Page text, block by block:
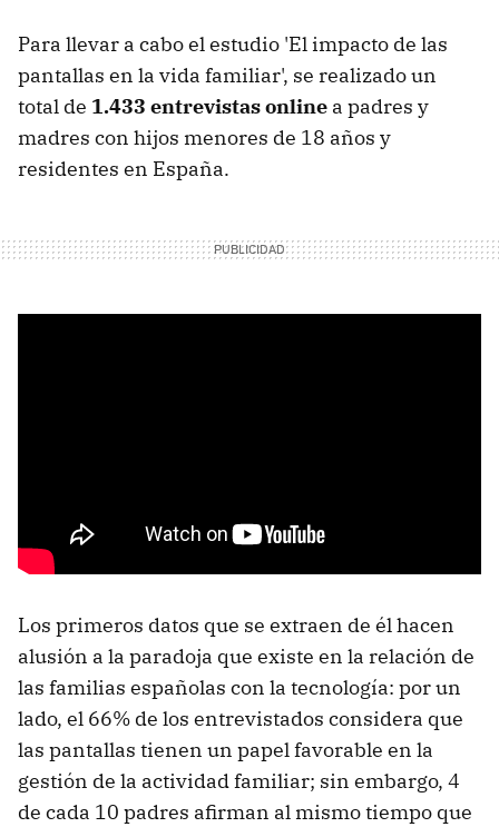
Para llevar a cabo el estudio 'El impacto de las
pantallas en la vida familiar', se realizado un
total de 1.433 entrevistas online a padres y
madres con hijos menores de 18 años y
residentes en España.
Los primeros datos que se extraen de él hacen
alusión a la paradoja que existe en la relación de
las familias españolas con la tecnología: por un
lado, el 66% de los entrevistados considera que
las pantallas tienen un papel favorable en la
gestión de la actividad familiar; sin embargo, 4
de cada 10 padres afirman al mismo tiempo que